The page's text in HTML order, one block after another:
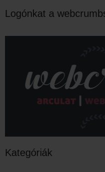
Logónkat a
Kategóriák